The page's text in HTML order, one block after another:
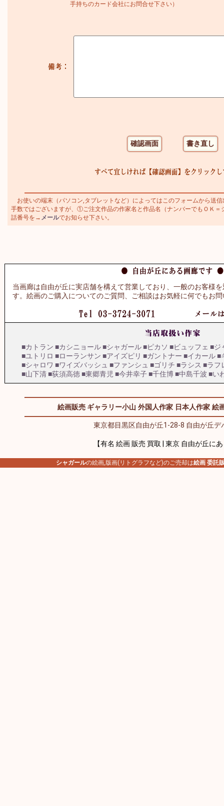
手持ちのカード会社にお問合せ下さい）
お使いの端末（パソコン,タブレットなど）によってはこのフォームから送
手数ではございますが、①ご注文作品の作家名と作品名（ナンバーでもＯＫ
話番号を→ メールでお知らせ下さい。
当画廊は自由が丘に実店舗を構えて営業しており、一般のお客様
す。絵画のご購入についてのご質問、ご相談はお気軽に何でもお
■カトラン ■カシニョール■シャガール■ピカソ ■ビュッフェ ■ジ
■ユトリロ ■ローランサン ■アイズピリ ■ガントナー ■イカール■
■シャロワ ■ワイズバッシュ ■ファンシュ ■ゴリチ ■ラシス ■ラフ
■山下清■荻須高徳■東郷青児 ■今井幸子■千住博■中島千波 ■い
絵画販売 ギャラリー小山 外国人作家 日本人作家 絵
東京都目黒区自由が丘1-28-8 自由が丘デ
【有名 絵画 販売 買取 | 東京 自由が丘に
シャガールの絵画,版画(リトグラフなど)のご売却は絵画 委託